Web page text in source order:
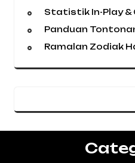
Statistik In-Play &
Panduan
Ramalan Zodiak